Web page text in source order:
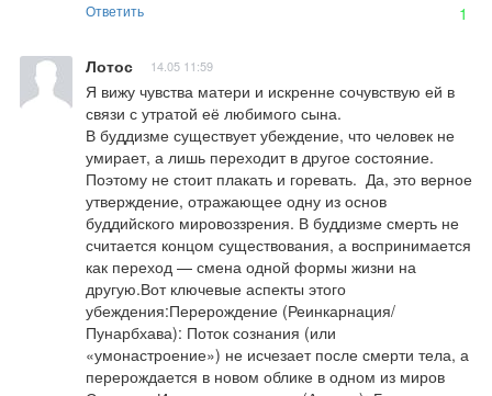
Ответить 1
Лотос 14.05 11:59
Я вижу чувства матери и искренне сочувствую ей в
связи с утратой её любимого сына.
В буддизме существует убеждение, что человек не
умирает, а лишь переходит в другое состояние.
Поэтому не стоит плакать и горевать.  Да, это верное
утверждение, отражающее одну из основ
буддийского мировоззрения. В буддизме смерть не
считается концом существования, а воспринимается
как переход — смена одной формы жизни на
другую.Вот ключевые аспекты этого
убеждения:Перерождение (Реинкарнация/
Пунарбхава): Поток сознания (или
«умонастроение») не исчезает после смерти тела, а
перерождается в новом облике в одном из миров